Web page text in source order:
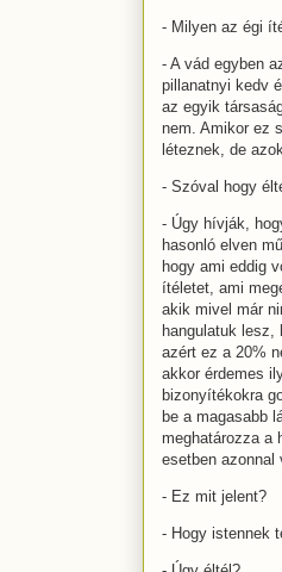
- Milyen az égi
- A vád egyben
pillanatnyi kedv
az egyik
nem. Amikor ez
léteznek, de
- Szóval hogy
- Úgy hívják,
hasonló elven
hogy ami eddig
ítéletet, ami
akik mivel már
hangulatuk
azért ez a 20%
akkor érdemes
bizonyítékokra
be a magasabb
meghatározza a
esetben
- Ez mit jelent?
- Hogy istennek